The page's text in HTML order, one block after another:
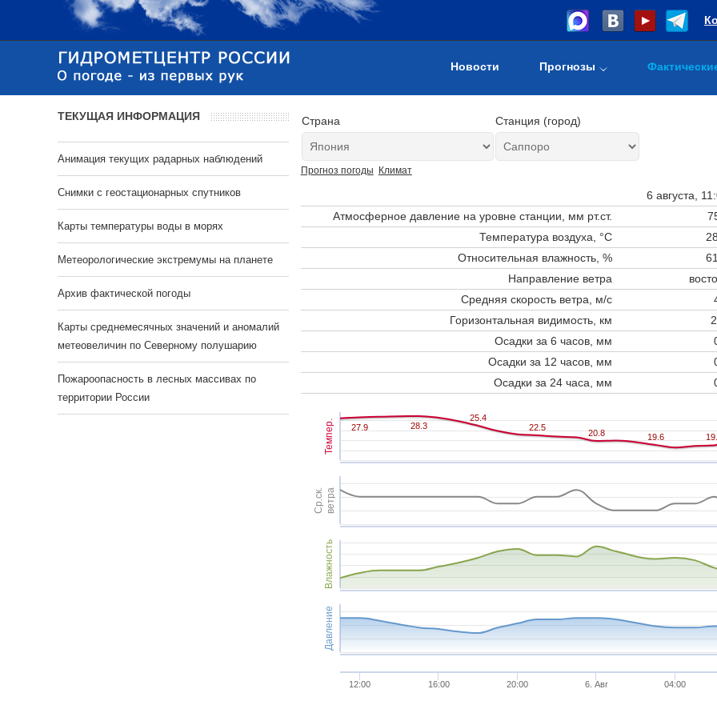
Новости Прогнозы
Страна Станция (город)
Прогноз погоды Климат
6 августа,
Атмосферное давление на уровне станции, мм рт.ст.
Температура воздуха, °C
Относительная влажность, %
Направление ветра
Средняя скорость ветра, м/с
Горизонтальная видимость, км
Осадки за 6 часов, мм
Осадки за 12 часов, мм
Осадки за 24 часа, мм
Темпер.
Ср.ск.ветра
Влажность
Давление
27.9
27.9 28.3
28.3
25.4
25.4
22.5
22.5
20.8
20.8 19.6
19.6
12:00 16:00 20:00 6. Авг 04:00
ТЕКУЩАЯ ИНФОРМАЦИЯ
Анимация текущих радарных наблюдений
Cнимки с геостационарных спутников
Карты температуры воды в морях
Метеорологические экстремумы на планете
Архив фактической погоды
Карты среднемесячных значений и аномалий
метеовеличин по Северному полушарию
Пожароопасность в лесных массивах по
территории России